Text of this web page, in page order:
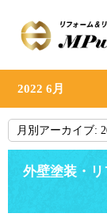
2022 6月
月別アーカイブ:
外壁塗装・